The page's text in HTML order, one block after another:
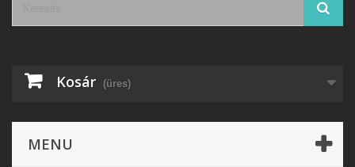
Kosár (üres)
MENU